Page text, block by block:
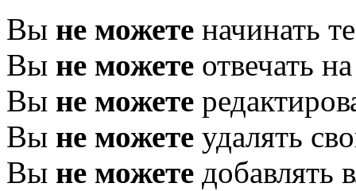
Вы не можете начинать
Вы не можете отвечать
Вы не можете
Вы не можете удалять
Вы не можете добавлять